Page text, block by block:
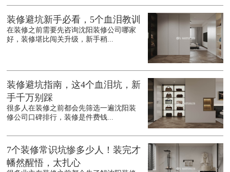
装修避坑新手必看，5个血泪教训
在装修之前需要先咨询沈阳装修公司哪家
好，装修堪比闯关升级，新手稍...
装修避坑指南，这4个血泪坑，新
手千万别踩
很多人在装修之前都会先筛选一遍沈阳装
修公司口碑排行，装修是件费钱...
7个装修常识坑惨多少人！装完才
幡然醒悟，太扎心